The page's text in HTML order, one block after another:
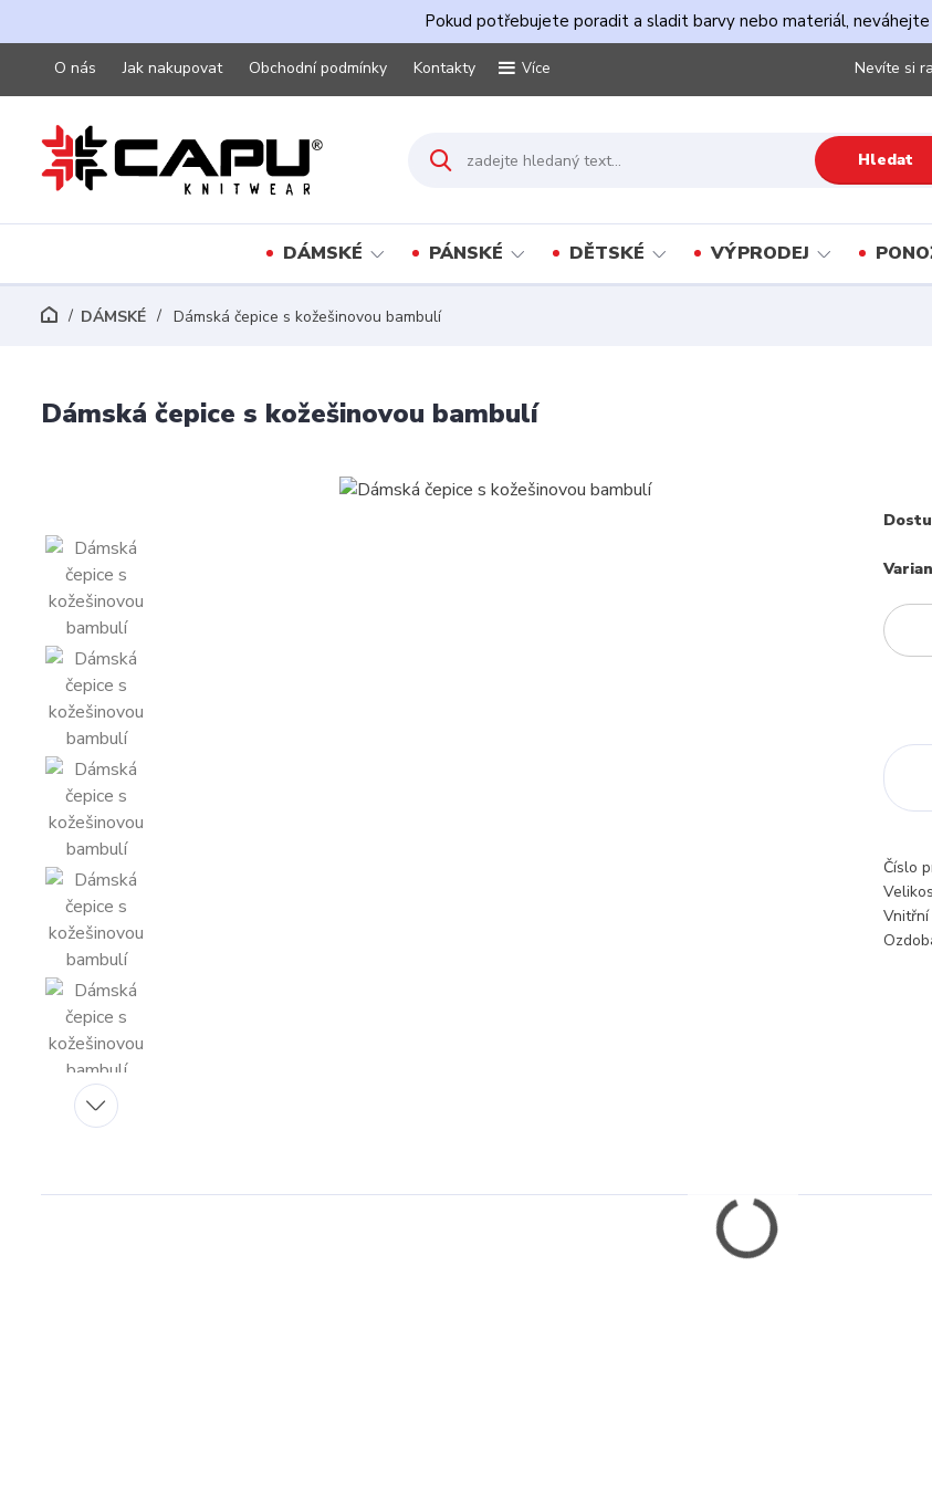
Pokud potřebujete poradit a sladit barvy nebo materiál,
O nás Jak nakupovat Obchodní podmínky Kontakty Více
Hledat
Nevíte si
DÁMSKÉ PÁNSKÉ DĚTSKÉ VÝPRODEJ
DÁMSKÉ Dámská čepice s kožešinovou bambulí
Dámská čepice s kožešinovou bambulí
Číslo